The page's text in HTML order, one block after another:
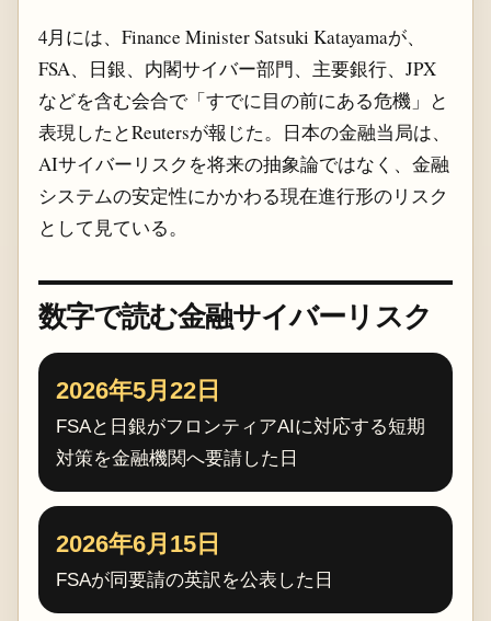
4月には、Finance Minister Satsuki Katayamaが、
FSA、日銀、内閣サイバー部門、主要銀行、JPX
などを含む会合で「すでに目の前にある危機」と
表現したとReutersが報じた。日本の金融当局は、
AIサイバーリスクを将来の抽象論ではなく、金融
システムの安定性にかかわる現在進行形のリスク
として見ている。
数字で読む金融サイバーリスク
2026年5月22日
FSAと日銀がフロンティアAIに対応する短期
対策を金融機関へ要請した日
2026年6月15日
FSAが同要請の英訳を公表した日